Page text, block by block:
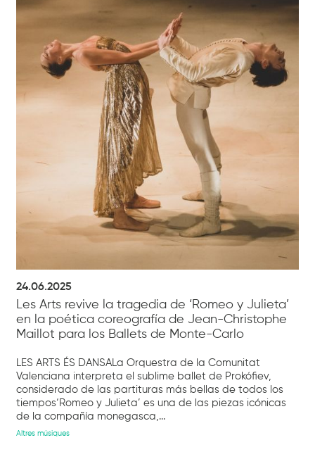
24.06.2025
Les Arts revive la tragedia de ‘Romeo y Julieta’
en la poética coreografía de Jean-Christophe
Maillot para los Ballets de Monte-Carlo
LES ARTS ÉS DANSALa Orquestra de la Comunitat
Valenciana interpreta el sublime ballet de Prokófiev,
considerado de las partituras más bellas de todos los
tiempos‘Romeo y Julieta’ es una de las piezas icónicas
de la compañía monegasca,...
Altres músiques